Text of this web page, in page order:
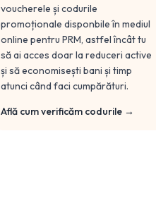
voucherele și codurile
promoționale disponbile în mediul
online pentru PRM, astfel încât tu
să ai acces doar la reduceri active
și să economisești bani și timp
atunci când faci cumpărături.
Află cum verificăm codurile →